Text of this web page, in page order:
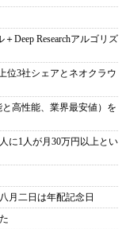
Deep Researchアルゴリズ
位3社シェアとネオクラウ
高性能、業界最安値）を
に1人が月30万円以上とい
月二日は年配記念日